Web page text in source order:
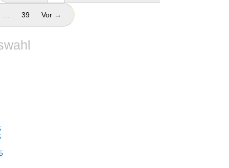
39 Vor →